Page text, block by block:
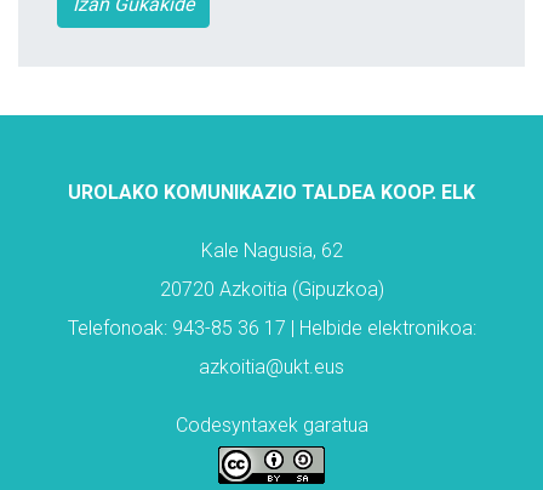
UROLAKO KOMUNIKAZIO TALDEA KOOP. ELK
Kale Nagusia, 62
20720 Azkoitia (Gipuzkoa)
Telefonoak: 943-85 36 17 | Helbide elektronikoa:
azkoitia@ukt.eus
Codesyntaxek garatua